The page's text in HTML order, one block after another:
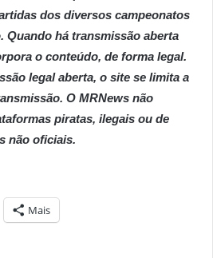
dos diversos campeonatos
Quando há transmissão aberta
o conteúdo, de forma legal.
legal aberta, o site se limita a
O MRNews não
piratas, ilegais ou de
não oficiais.
Mais